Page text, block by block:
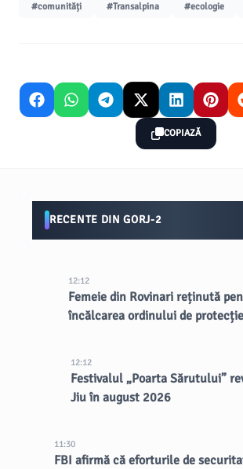
#comunități
#Transalpina #ecologie
COPIAZĂ
RECENTE DIN GORJ-2
12:12
Femeie din Rovinari reținută
încălcarea ordinului de protecție
12:12
Festivalul „Poarta Sărutului”
Jiu în august 2026
11:30
FBI afirmă că eforturile de